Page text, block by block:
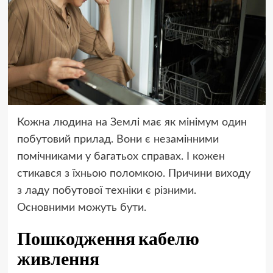
Кожна людина на Землі має як мінімум один
побутовий прилад. Вони є незамінними
помічниками у багатьох справах. І кожен
стикався з їхньою поломкою. Причини виходу
з ладу побутової техніки є різними.
Основними можуть бути.
Пошкодження кабелю
живлення